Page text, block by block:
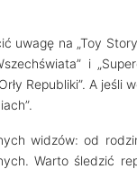
uwagę na „Toy
i
Republiki”. A
widzów: od
Warto śledzić